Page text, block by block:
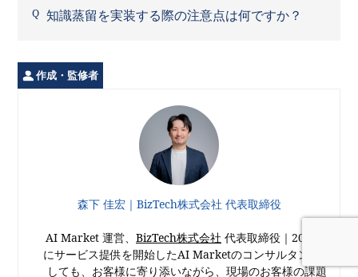
知識蒸留を実装する際の注意点は何ですか？
作成・監修者
森下 佳宏｜BizTech株式会社 代表取締役
AI Market 運営、 BizTech株式会社 代表取締役｜2021年
にサービス提供を開始したAI Marketのコンサルタントと
しても、お客様に寄り添いながら、現場のお客様の課題